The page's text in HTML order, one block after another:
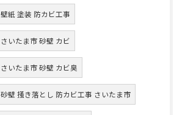
壁紙 塗装 防カビ工事
さいたま市 砂壁 カビ
さいたま市 砂壁 カビ臭
砂壁 掻き落とし 防カビ工事 さいたま市